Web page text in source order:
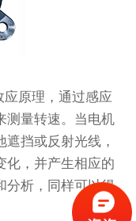
原理，通过感应
测量转速。当电机
挡或反射光线，
化，并产生相应的
分析，同样可以得